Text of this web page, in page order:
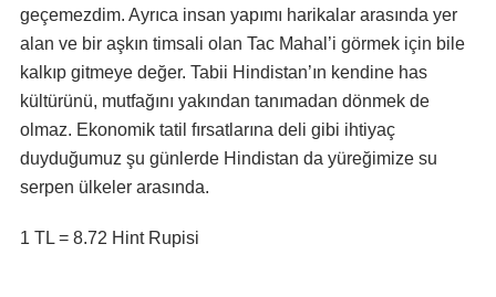
geçemezdim. Ayrıca insan yapımı harikalar arasında yer
alan ve bir aşkın timsali olan Tac Mahal’i görmek için bile
kalkıp gitmeye değer. Tabii Hindistan’ın kendine has
kültürünü, mutfağını yakından tanımadan dönmek de
olmaz. Ekonomik tatil fırsatlarına deli gibi ihtiyaç
duyduğumuz şu günlerde Hindistan da yüreğimize su
serpen ülkeler arasında.
1 TL = 8.72 Hint Rupisi